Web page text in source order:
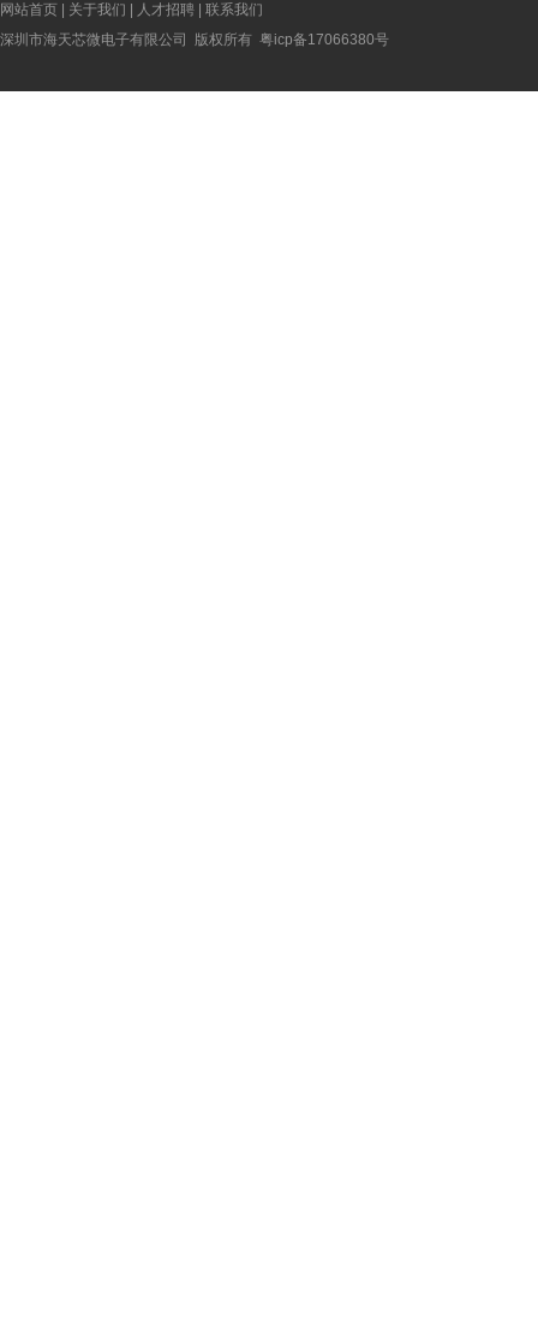
网站首页 关于我们 人才招聘
联系我们
深圳市海天芯微电子有限公司 版权所有 粤icp备17066380号